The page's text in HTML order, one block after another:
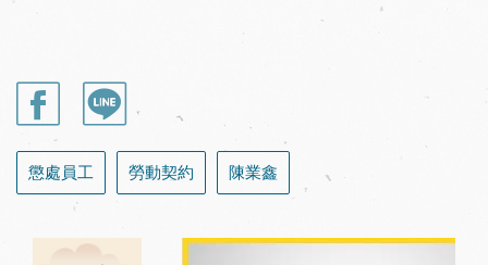
懲處員工 勞動契約 陳業鑫